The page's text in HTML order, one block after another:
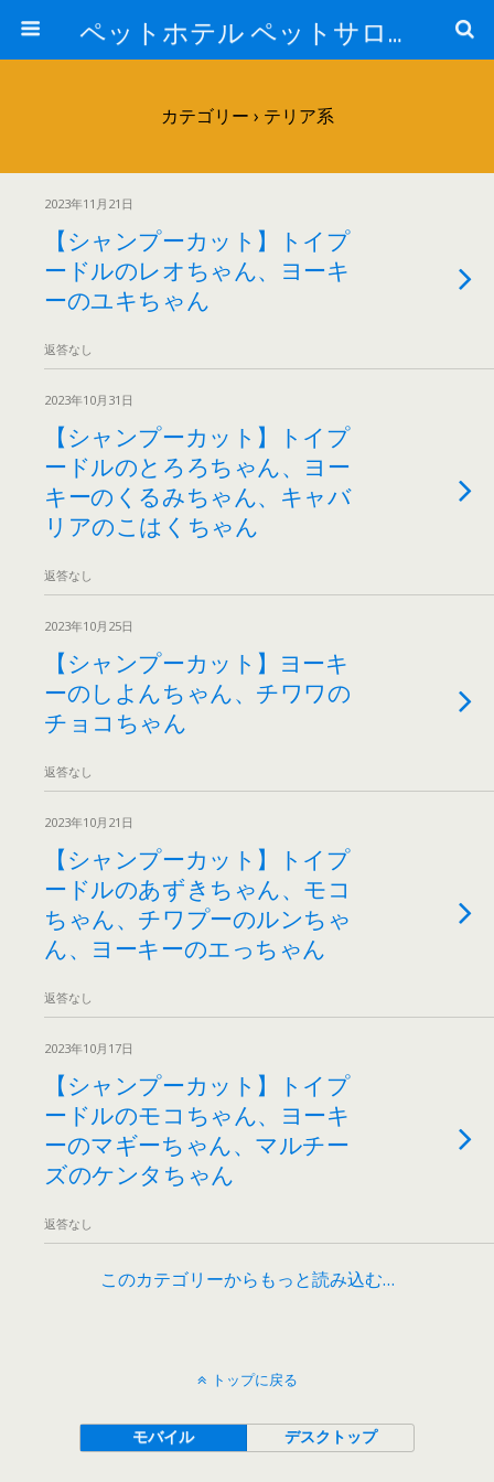
ペットホテル ペットサロン トリミングサロン 東京 ヌーノクラブのブログ
カテゴリー › テリア系
2023年11月21日
【シャンプーカット】トイプ
ードルのレオちゃん、ヨーキ
ーのユキちゃん
返答なし
2023年10月31日
【シャンプーカット】トイプ
ードルのとろろちゃん、ヨー
キーのくるみちゃん、キャバ
リアのこはくちゃん
返答なし
2023年10月25日
【シャンプーカット】ヨーキ
ーのしよんちゃん、チワワの
チョコちゃん
返答なし
2023年10月21日
【シャンプーカット】トイプ
ードルのあずきちゃん、モコ
ちゃん、チワプーのルンちゃ
ん、ヨーキーのエっちゃん
返答なし
2023年10月17日
【シャンプーカット】トイプ
ードルのモコちゃん、ヨーキ
ーのマギーちゃん、マルチー
ズのケンタちゃん
返答なし
このカテゴリーからもっと読み込む…
トップに戻る
モバイル デスクトップ